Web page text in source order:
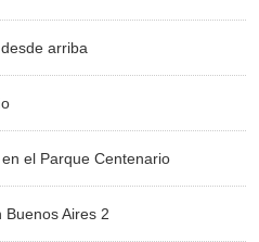
arriba
el Parque Centenario
Buenos Aires 2